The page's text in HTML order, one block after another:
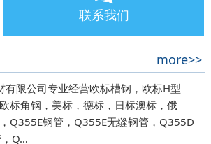
联系我们
more>>
限公司专业经营欧标槽钢，欧标H型
标角钢，美标，德标，日标澳标，俄
Q355E钢管，Q355E无缝钢管，Q355D
Q…